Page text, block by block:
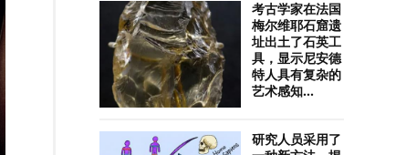
考古学家在法国
梅尔维耶石窟遗
址出土了石英工
具，显示尼安德
特人具有复杂的
艺术感知...
研究人员采用了